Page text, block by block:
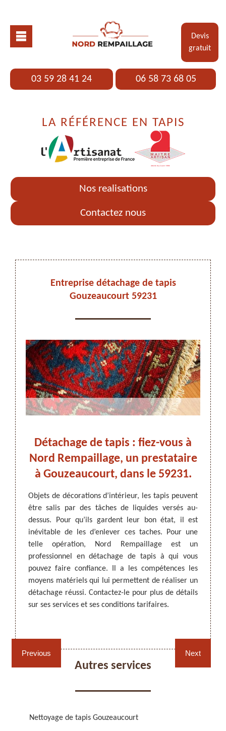
Devis
gratuit
03 59 28 41 24 06 58 73 68 05
LA RÉFÉRENCE EN TAPIS
Nos realisations
Contactez nous
ARTISAN DEZITTER , REMPAILLAGE -
CANNAGE - RECOLLAGE, 59 NORD
Rempaillage fauteuil,
chaises et sièges 59
Cannage fauteuil, chaises
et sièges 59
Entreprise détachage de tapis
Gouzeaucourt 59231
Previous
!
être
et
être
tapis
le
à qui
son
Détachage de tapis : fiez-vous à
Nord Rempaillage, un prestataire
à Gouzeaucourt, dans le 59231.
Objets de décorations d’intérieur, les tapis peuvent
être salis par des tâches de liquides versés au-
dessus. Pour qu’ils gardent leur bon état, il est
inévitable de les d’enlever ces taches. Pour une
telle opération, Nord Rempaillage est un
professionnel en détachage de tapis à qui vous
pouvez faire confiance. Il a les compétences les
moyens matériels qui lui permettent de réaliser un
détachage réussi. Contactez-le pour plus de détails
sur ses services et ses conditions tarifaires.
Le
suit e
Pour
dans
est
un
Next
Autres services
Nettoyage de tapis Gouzeaucourt